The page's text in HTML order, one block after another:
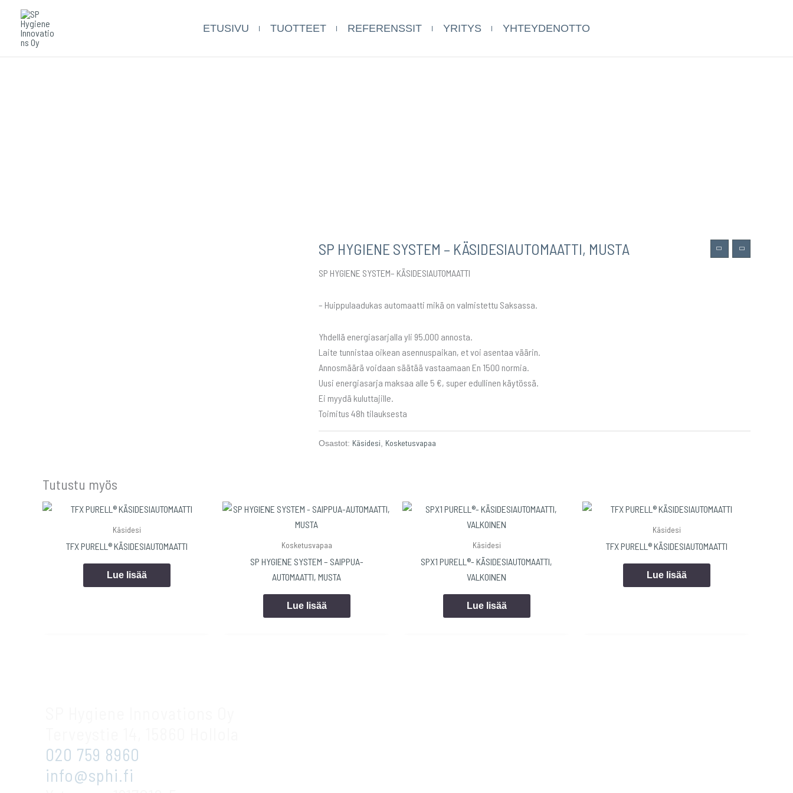
sisältöön
ETUSIVU TUOTTEET REFERENSSIT YRITYS YHTEYDENOTTO
SP HYGIENE SYSTEM – KÄSIDESIAUTOMAATTI, MUSTA
SP HYGIENE SYSTEM– KÄSIDESIAUTOMAATTI
– Huippulaadukas automaatti mikä on valmistettu Saksassa.
Yhdellä energiasarjalla yli 95.000 annosta.
Laite tunnistaa oikean asennuspaikan, et voi asentaa väärin.
Annosmäärä voidaan säätää vastaamaan En 1500 normia.
Uusi energiasarja maksaa alle 5 €, super edullinen käytössä.
Ei myydä kuluttajille.
Toimitus 48h tilauksesta
Osastot: Käsidesi Kosketusvapaa
Tutustu myös
Käsidesi
TFX PURELL® KÄSIDESIAUTOMAATTI
Lue lisää
Kosketusvapaa
SP HYGIENE SYSTEM – SAIPPUA-
AUTOMAATTI, MUSTA
Lue lisää
Käsidesi
SPX1 PURELL®- KÄSIDESIAUTOMAATTI,
VALKOINEN
Lue lisää
Käsidesi
TFX PURELL® KÄSIDESIAUTOMAATTI
Lue lisää
020 759 8960
info@sphi.fi